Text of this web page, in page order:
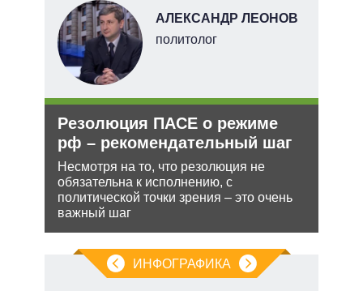
АЛЕКСАНДР ЛЕОНОВ
политолог
Резолюция ПАСЕ о режиме
рф – рекомендательный шаг
Несмотря на то, что резолюция не
обязательна к исполнению, с
политической точки зрения – это очень
важный шаг
ИНФОГРАФИКА